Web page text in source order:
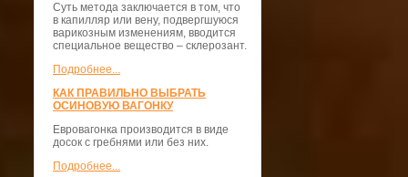
Суть метода заключается в том, что
в капилляр или вену, подвергшуюся
варикозным изменениям, вводится
специальное вещество – склерозант.
Подробнее...
КАК ПРАВИЛЬНО ВЫБРАТЬ
ОСИНОВУЮ ВАГОНКУ
Евровагонка производится в виде
досок с гребнями или без них.
Подробнее...